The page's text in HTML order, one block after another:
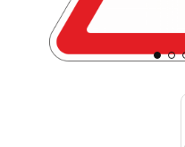
Крепления для
Светодиодные